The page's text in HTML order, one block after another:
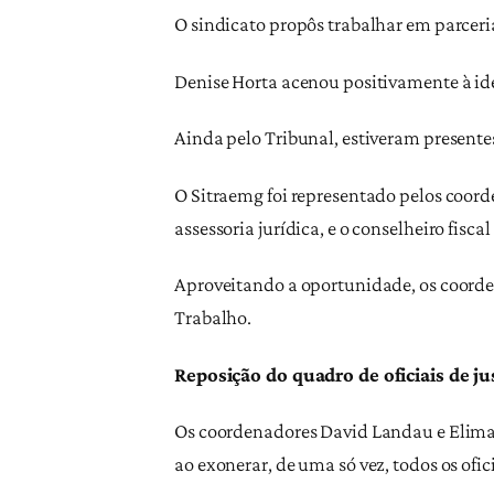
O sindicato propôs trabalhar em
Denise Horta acenou positivamente à
Ainda pelo Tribunal, estiveram
O Sitraemg foi representado pelos
assessoria jurídica, e o conselheiro
Aproveitando a oportunidade, os
Trabalho.
Reposição do quadro de oficiais de
Os coordenadores David Landau e
ao exonerar, de uma só vez, todos os